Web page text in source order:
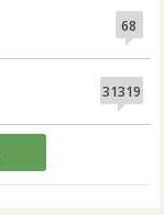
68
31319